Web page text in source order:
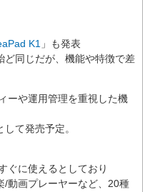
K1 」も発表
ど同じだが、機能や特徴で差
ーや運用管理を重視した機
て発売予定。
ぐに使えるとしており
/動画プレーヤーなど、20種